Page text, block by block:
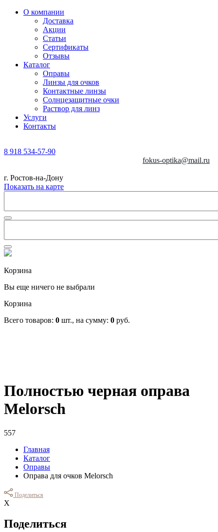
О компании
Доставка
Акции
Статьи
Сертификаты
Отзывы
Каталог
Оправы
Линзы для очков
Контактные линзы
Солнцезащитные очки
Раствор для линз
Услуги
Контакты
8 918 534-57-90
fokus-optika@mail.ru
г. Ростов-на-Дону
Показать на карте
Корзина
Вы еще ничего не выбрали
Корзина
Всего товаров: 0 шт., на сумму: 0 руб.
Полностью черная оправа
Melorsch
557
Главная
Каталог
Оправы
Оправа для очков Melorsch
Поделиться
Х
Поделиться